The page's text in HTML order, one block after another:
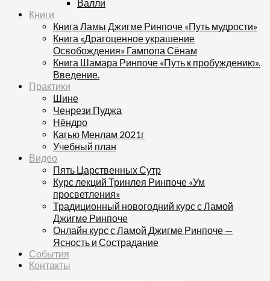
Валли
Книги
Книга Ламы Джигме Ринпоче «Путь мудрости»
Книга «Драгоценное украшение
Освобождения» Гампопа Сёнам
Книга Шамара Ринпоче «Путь к пробуждению».
Введение.
Практики
Шине
Ченрези Пуджа
Нёндро
Кагью Менлам 2021г
Учебный план
Видео
Пять Царственных Сутр
Курс лекций Тринлея Ринпоче «Ум
просветления»
Традиционный новогодний курс с Ламой
Джигме Ринпоче
Онлайн курс с Ламой Джигме Ринпоче —
Ясность и Сострадание
События
Контакты